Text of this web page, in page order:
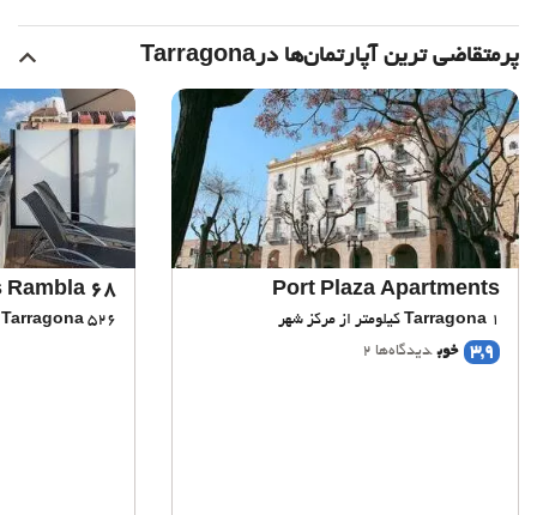
پرمتقاضی ترین آپارتمان‌‌ها درTarragona
Port Plaza Apartments
Tarragona 1 کیلومتر از مرکز شهر
3,9 خوب دیدگاه‌ها 2
Rambla 68
Tarragona 526 متر از مرکز شهر